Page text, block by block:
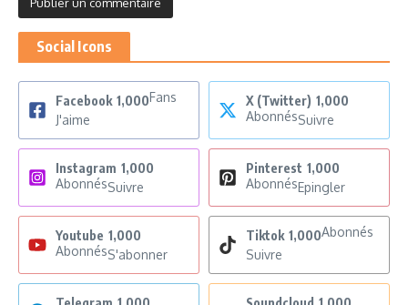
Social Icons
Facebook 1,000Fans
J'aime
X (Twitter) 1,000
AbonnésSuivre
Instagram 1,000
AbonnésSuivre
Pinterest 1,000
AbonnésEpingler
Youtube 1,000
AbonnésS'abonner
Tiktok 1,000Abonnés
Suivre